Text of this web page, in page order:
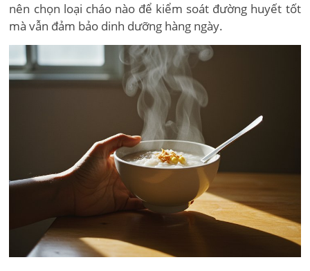
nên chọn loại cháo nào để kiểm soát đường huyết tốt
mà vẫn đảm bảo dinh dưỡng hàng ngày.